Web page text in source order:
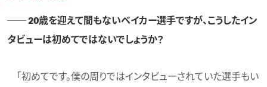
── 20歳を迎えて間もないベイカー選手ですが、こうしたイン
タビューは初めてではないでしょうか？
「初めてです。僕の周りではインタビューされていた選手もい